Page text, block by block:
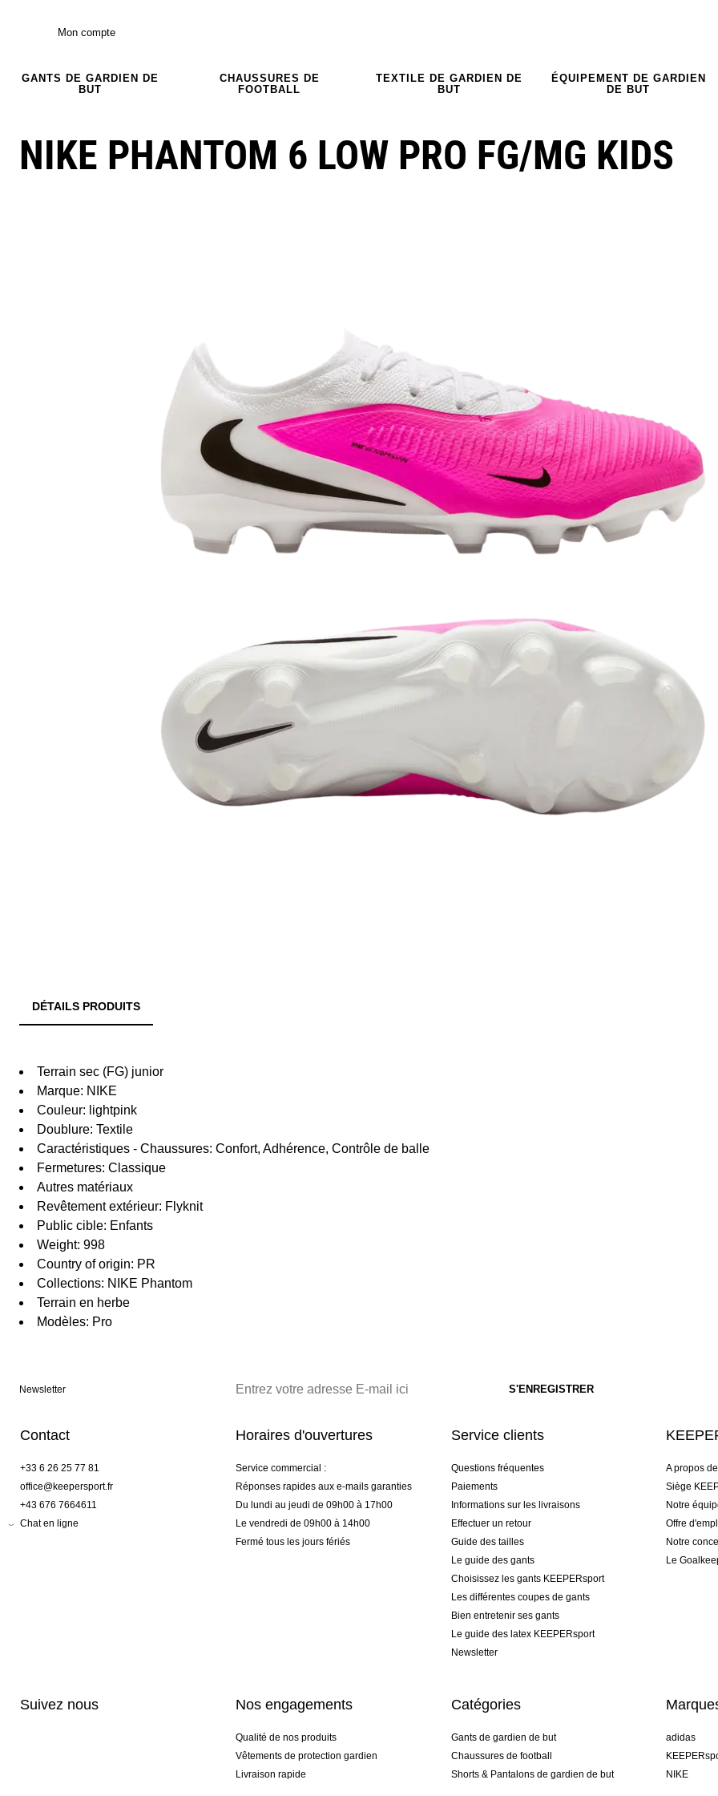
Mon compte
GANTS DE GARDIEN DE
BUT
CHAUSSURES DE
FOOTBALL
TEXTILE DE GARDIEN DE
BUT
ÉQUIPEMENT DE GARDIEN
DE BUT
NIKE PHANTOM 6 LOW PRO FG/MG KIDS
DÉTAILS PRODUITS
Terrain sec (FG) junior
Marque: NIKE
Couleur: lightpink
Doublure: Textile
Caractéristiques - Chaussures: Confort, Adhérence, Contrôle de balle
Fermetures: Classique
Autres matériaux
Revêtement extérieur: Flyknit
Public cible: Enfants
Weight: 998
Country of origin: PR
Collections: NIKE Phantom
Terrain en herbe
Modèles: Pro
Newsletter
Contact
+33 6 26 25 77 81
office@keepersport.fr
+43 676 7664611
Chat en ligne
Horaires d'ouvertures
Service commercial :
Réponses rapides aux e-mails garanties
Du lundi au jeudi de 09h00 à 17h00
Le vendredi de 09h00 à 14h00
Fermé tous les jours fériés
Service clients
Questions fréquentes
Paiements
Informations sur les livraisons
Effectuer un retour
Guide des tailles
Le guide des gants
Choisissez les gants KEEPERsport
Les différentes coupes de gants
Bien entretenir ses gants
Le guide des latex KEEPERsport
Newsletter
A propos
Siège
Notre
Offre
Notre
Le
Suivez nous Nos engagements
Qualité de nos produits
Vêtements de protection gardien
Livraison rapide
Catégories
Gants de gardien de but
Chaussures de football
Shorts & Pantalons de gardien de but
adidas
NIKE